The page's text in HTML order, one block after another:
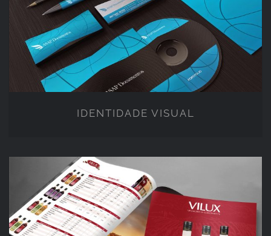
IDENTIDADE VISUAL
IDENTIDADE VISUAL